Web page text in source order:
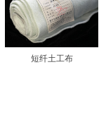
短纤土工布